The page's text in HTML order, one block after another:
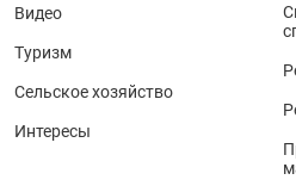
Видео
Туризм
Сельское хозяйство
Интересы